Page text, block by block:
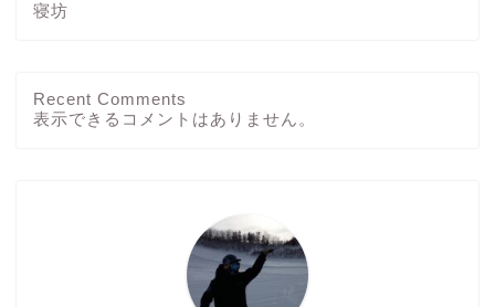
寝坊
Recent Comments
表示できるコメントはありません。